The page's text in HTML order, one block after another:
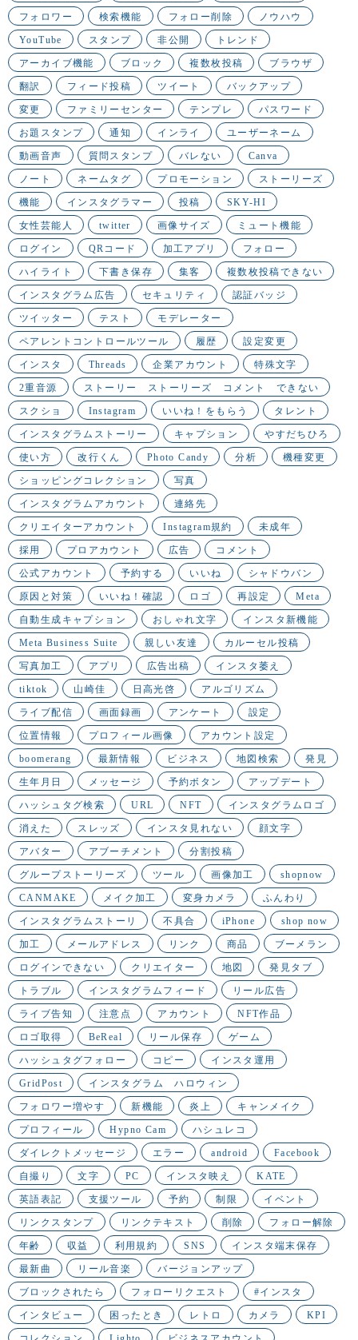
フォロワー 検索機能 フォロー削除 ノウハウ
YouTube スタンプ 非公開 トレンド
アーカイブ機能 ブロック 複数枚投稿 ブラウザ
翻訳 フィード投稿 ツイート バックアップ
変更 ファミリーセンター テンプレ パスワード
お題スタンプ 通知 インライ ユーザーネーム
動画音声 質問スタンプ バレない Canva
ノート ネームタグ プロモーション ストーリーズ
機能 インスタグラマー 投稿 SKY-HI
女性芸能人 twitter 画像サイズ ミュート機能
ログイン QRコード 加工アプリ フォロー
ハイライト 下書き保存 集客 複数枚投稿できない
インスタグラム広告 セキュリティ 認証バッジ
ツイッター テスト モデレーター
ペアレントコントロールツール 履歴 設定変更
インスタ Threads 企業アカウント 特殊文字
2重音源 ストーリー ストーリーズ コメント できない
スクショ Instagram いいね！をもらう タレント
インスタグラムストーリー キャプション やすだちひろ
使い方 改行くん Photo Candy 分析 機種変更
ショッピングコレクション 写真
インスタグラムアカウント 連絡先
クリエイターアカウント Instagram規約 未成年
採用 プロアカウント 広告 コメント
公式アカウント 予約する いいね シャドウバン
原因と対策 いいね！確認 ロゴ 再設定 Meta
自動生成キャプション おしゃれ文字 インスタ新機能
Meta Business Suite 親しい友達 カルーセル投稿
写真加工 アプリ 広告出稿 インスタ萎え
tiktok 山崎佳 日高光啓 アルゴリズム
ライブ配信 画面録画 アンケート 設定
位置情報 プロフィール画像 アカウント設定
boomerang 最新情報 ビジネス 地図検索 発見
生年月日 メッセージ 予約ボタン アップデート
ハッシュタグ検索 URL NFT インスタグラムロゴ
消えた スレッズ インスタ見れない 顔文字
アバター アブーチメント 分割投稿
グループストーリーズ ツール 画像加工 shopnow
CANMAKE メイク加工 変身カメラ ふんわり
インスタグラムストーリ 不具合 iPhone shop now
加工 メールアドレス リンク 商品 ブーメラン
ログインできない クリエイター 地図 発見タブ
トラブル インスタグラムフィード リール広告
ライブ告知 注意点 アカウント NFT作品
ロゴ取得 BeReal リール保存 ゲーム
ハッシュタグフォロー コピー インスタ運用
GridPost インスタグラム ハロウィン
フォロワー増やす 新機能 炎上 キャンメイク
プロフィール Hypno Cam ハシュレコ
ダイレクトメッセージ エラー android Facebook
自撮り 文字 PC インスタ映え KATE
英語表記 支援ツール 予約 制限 イベント
リンクスタンプ リンクテキスト 削除 フォロー解除
年齢 収益 利用規約 SNS インスタ端末保存
最新曲 リール音楽 バージョンアップ
ブロックされたら フォローリクエスト #インスタ
インタビュー 困ったとき レトロ カメラ KPI